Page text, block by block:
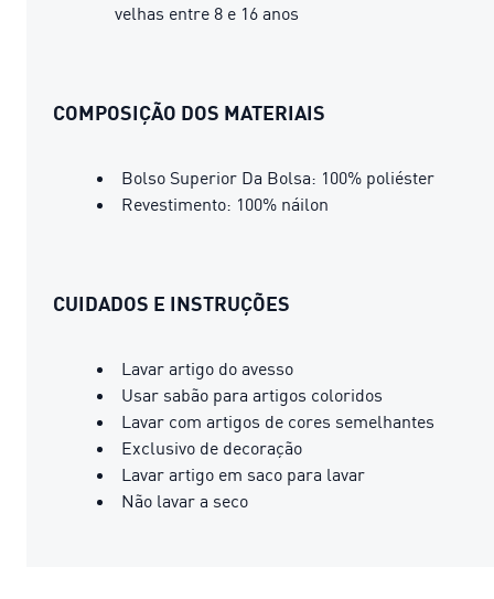
velhas entre 8 e 16 anos
COMPOSIÇÃO DOS MATERIAIS
Bolso Superior Da Bolsa: 100% poliéster
Revestimento: 100% náilon
CUIDADOS E INSTRUÇÕES
Lavar artigo do avesso
Usar sabão para artigos coloridos
Lavar com artigos de cores semelhantes
Exclusivo de decoração
Lavar artigo em saco para lavar
Não lavar a seco